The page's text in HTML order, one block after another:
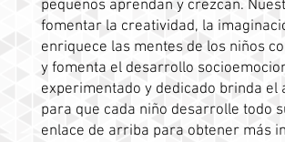
pequeños aprendan y crezcan.
fomentar la creatividad, la
enriquece las mentes de los niños
y fomenta el desarrollo
experimentado y dedicado brinda
para que cada niño desarrolle todo
enlace de arriba para obtener más